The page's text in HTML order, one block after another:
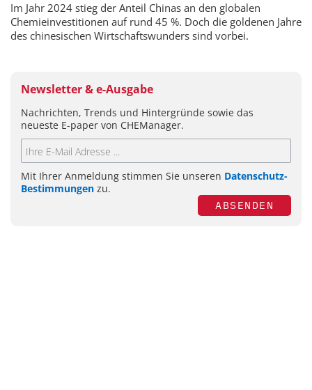
Im Jahr 2024 stieg der Anteil Chinas an den globalen
Chemieinvestitionen auf rund 45 %. Doch die goldenen Jahre
des chinesischen Wirtschaftswunders sind vorbei.
Newsletter & e-Ausgabe
Nachrichten, Trends und Hintergründe sowie das
neueste E-paper von CHEManager.
Mit Ihrer Anmeldung stimmen Sie unseren Datenschutz-
Bestimmungen zu.
ABSENDEN